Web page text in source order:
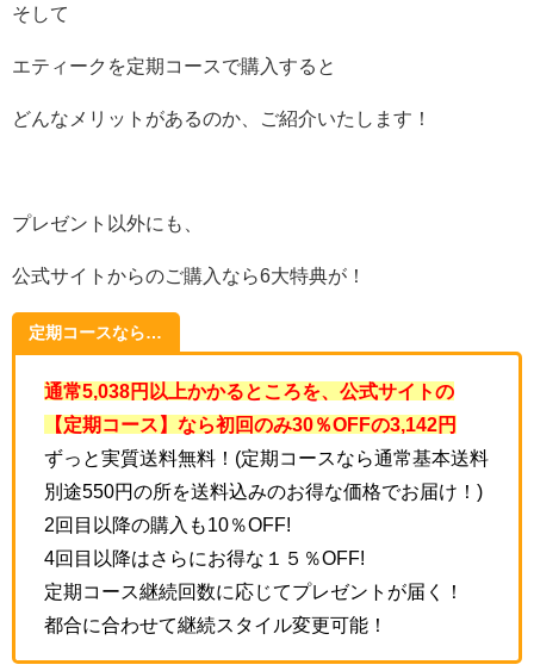
そして
エティークを定期コースで購入すると
どんなメリットがあるのか、ご紹介いたします！
プレゼント以外にも、
公式サイトからのご購入なら6大特典が！
定期コースなら…
通常5,038円以上かかるところを、公式サイトの
【定期コース】なら初回のみ30％OFFの3,142 円
ずっと実質送料無料！(定期コースなら通常基本送料
別途550円の所を送料込みのお得な価格でお届け！)
2回目以降の購入も10％OFF!
4回目以降はさらにお得な１５％OFF!
定期コース継続回数に応じてプレゼントが届く！
都合に合わせて継続スタイル変更可能！